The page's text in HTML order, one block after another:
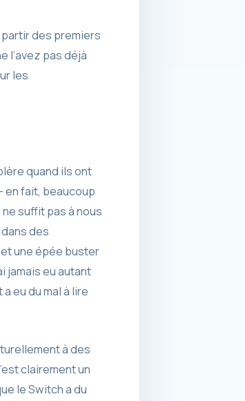
des premiers
l’avez pas déjà
les
quand ils ont
en fait, beaucoup
suffit pas à nous
des
une épée buster
jamais eu autant
eu du mal à lire
à des
clairement un
le Switch a du